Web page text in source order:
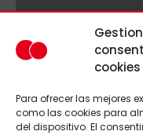
cookies
Para ofrecer las mejores
como las cookies para
del dispositivo. El